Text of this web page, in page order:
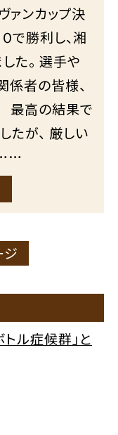
ァンカップ決
で勝利し、湘
た。 選手や
係者の皆様、
最高の結果で
たが、 厳しい
……
ジ
ル症候群」と